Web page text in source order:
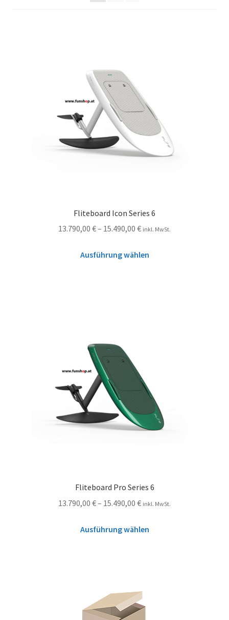
Fliteboard Icon Series 6
13.790,00 €– 15.490,00 € inkl. MwSt.
Ausführung wählen
Fliteboard Pro Series 6
13.790,00 €– 15.490,00 € inkl. MwSt.
Ausführung wählen